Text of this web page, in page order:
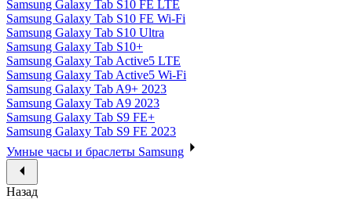
Samsung Galaxy Tab S10 FE LTE
Samsung Galaxy Tab S10 FE Wi-Fi
Samsung Galaxy Tab S10 Ultra
Samsung Galaxy Tab S10+
Samsung Galaxy Tab Active5 LTE
Samsung Galaxy Tab Active5 Wi-Fi
Samsung Galaxy Tab A9+ 2023
Samsung Galaxy Tab A9 2023
Samsung Galaxy Tab S9 FE+
Samsung Galaxy Tab S9 FE 2023
Умные часы и браслеты Samsung
Назад